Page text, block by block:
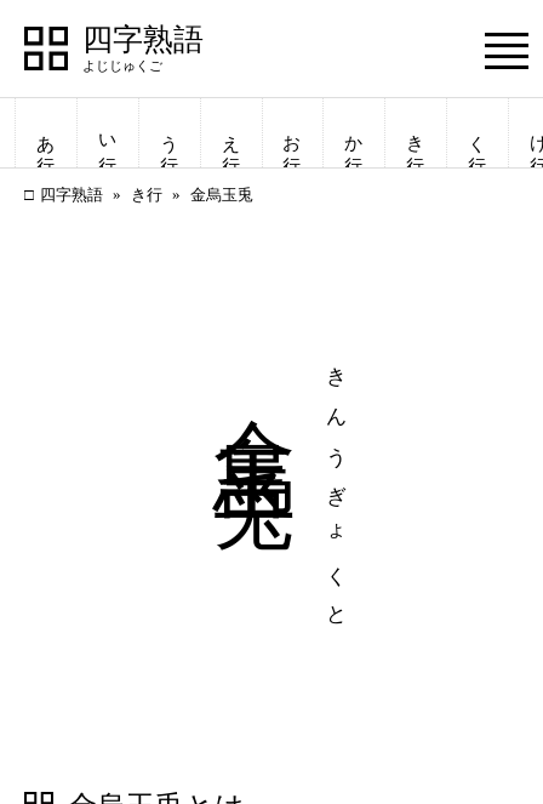
四字熟語
四字熟語
一覧表示
Menu
あ行 い行 う行 え行 お行 か行 き行 く行
四字熟語 き行 金烏玉兎
きんうぎょくと
四字熟語
一覧表示